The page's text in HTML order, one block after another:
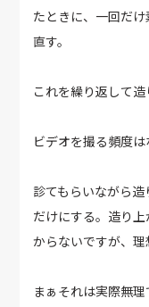
たときに、一回だ
直す。
これを繰り返して造
ビデオを撮る頻度は
診てもらいながら
だけにする。造り
からないですが、理
まぁそれは実際無